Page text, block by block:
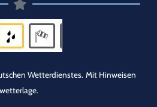
Wetterdienstes. Mit Hinweisen